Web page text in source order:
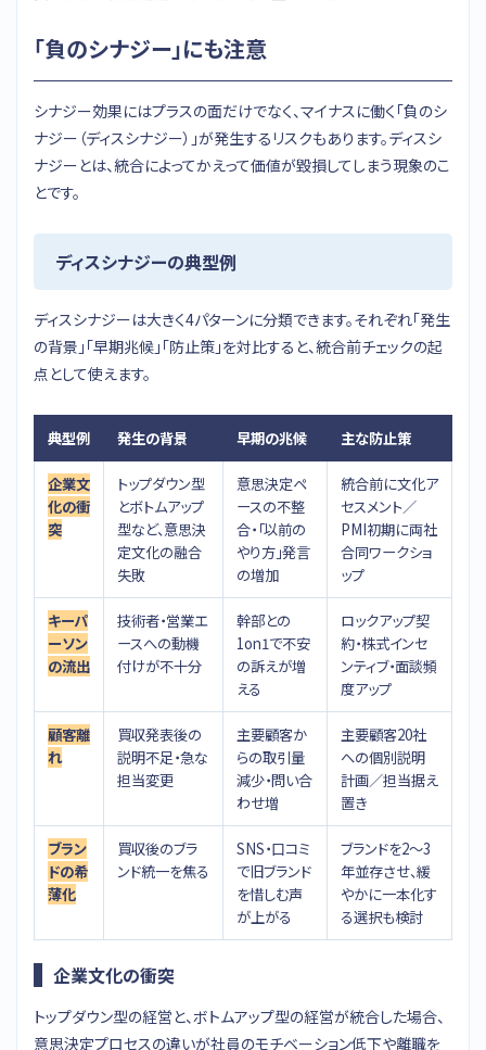
「負のシナジー」にも注意
シナジー効果にはプラスの面だけでなく、マイナスに働く「負のシ
ナジー（ディスシナジー）」が発生するリスクもあります。ディスシ
ナジーとは、統合によってかえって価値が毀損してしまう現象のこ
とです。
ディスシナジーの典型例
ディスシナジーは大きく4パターンに分類できます。それぞれ「発生
の背景」「早期兆候」「防止策」を対比すると、統合前チェックの起
点として使えます。
典型例 発生の背景 早期の兆候 主な防止策
企業文
化の衝
突
トップダウン型
とボトムアップ
型など、意思決
定文化の融合
失敗
意思決定ペ
ースの不整
合・「以前の
やり方」発言
の増加
統合前に文化ア
セスメント／
PMI初期に両社
合同ワークショ
ップ
キーパ
ーソン
の流出
技術者・営業エ
ースへの動機
付けが不十分
幹部との
1on1で不安
の訴えが増
える
ロックアップ契
約・株式インセ
ンティブ・面談頻
度アップ
顧客離
れ
買収発表後の
説明不足・急な
担当変更
主要顧客か
らの取引量
減少・問い合
わせ増
主要顧客20社
への個別説明
計画／担当据え
置き
ブラン
ドの希
薄化
買収後のブラ
ンド統一を焦る
SNS・口コミ
で旧ブランド
を惜しむ声
が上がる
ブランドを2〜3
年並存させ、緩
やかに一本化す
る選択も検討
企業文化の衝突
トップダウン型の経営と、ボトムアップ型の経営が統合した場合、
意思決定プロセスの違いが社員のモチベーション低下や離職を